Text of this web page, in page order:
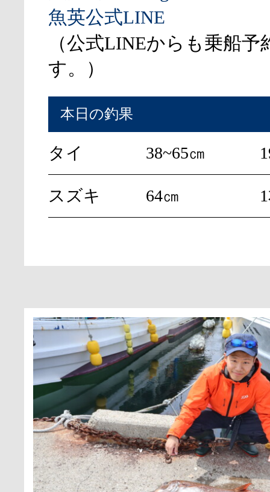
魚英公式LINE
（公式LINEからも乗船予
す。）
本日の釣果
タイ 38~65㎝
スズキ 64㎝